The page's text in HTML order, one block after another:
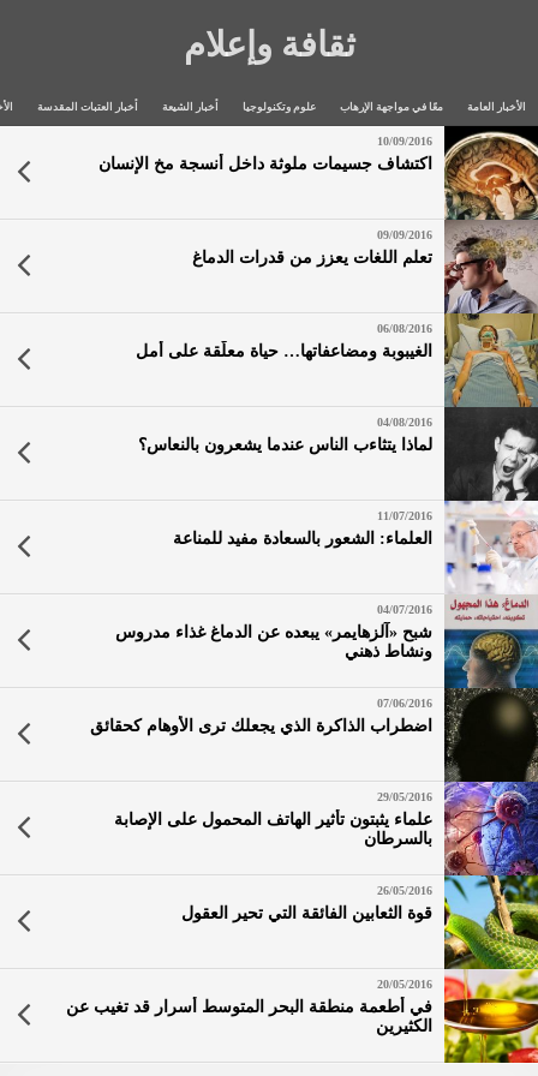
ثقافة وإعلام
الأخبار العامة معًا في مواجهة الإرهاب علوم وتكنولوجيا أخبار الشيعة أخبار العتبات المقدسة
10/09/2016
اكتشاف جسيمات ملوثة داخل أنسجة مخ الإنسان
09/09/2016
تعلم اللغات يعزز من قدرات الدماغ
06/08/2016
الغيبوبة ومضاعفاتها… حياة معلّقة على أمل
04/08/2016
لماذا يتثاءب الناس عندما يشعرون بالنعاس؟
11/07/2016
العلماء: الشعور بالسعادة مفيد للمناعة
04/07/2016
شبح «آلزهايمر» يبعده عن الدماغ غذاء مدروس
ونشاط ذهني
07/06/2016
اضطراب الذاكرة الذي يجعلك ترى الأوهام كحقائق
29/05/2016
علماء يثبتون تأثير الهاتف المحمول على الإصابة
بالسرطان
26/05/2016
قوة الثعابين الفائقة التي تحير العقول
20/05/2016
في أطعمة منطقة البحر المتوسط أسرار قد تغيب عن
الكثيرين